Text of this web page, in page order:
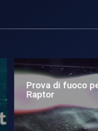
che lune: la
Juno su Giove per
ci...